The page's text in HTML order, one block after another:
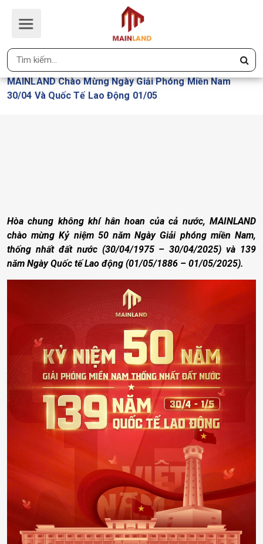
MAINLAND CHÀO MỪNG NGÀY
GIẢI PHÓNG MIỀN NAM 30/04 VÀ
QUỐC TẾ LAO ĐỘNG 01/05
Trang Chủ
MAINLAND Chào Mừng Ngày Giải Phóng Miền Nam
30/04 Và Quốc Tế Lao Động 01/05
Hòa chung không khí hân hoan của cả nước, MAINLAND
chào mừng Kỷ niệm 50 năm Ngày Giải phóng miền Nam,
thống nhất đất nước (30/04/1975 – 30/04/2025) và 139
năm Ngày Quốc tế Lao động (01/05/1886 – 01/05/2025).